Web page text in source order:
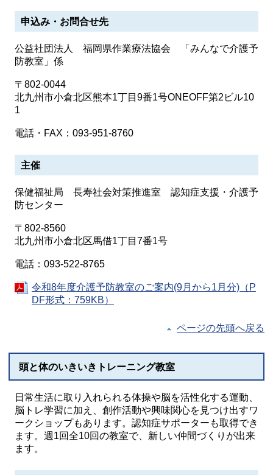
申込み・お問合せ先
公益社団法人 福岡県作業療法協会 「みんなで介護予
防教室」係
〒802-0044
北九州市小倉北区熊本1丁目9番1号ONEOFF第2ビル10
1
電話・FAX：093-951-8760
主催
保健福祉局 長寿社会対策推進室 認知症支援・介護予
防センター
〒802-8560
北九州市小倉北区馬借1丁目7番1号
電話：093-522-8765
令和8年度介護予防教室のご案内(9月から1月分)（P
DF形式：759KB）
ページの先頭へ戻る
頭と体のいきいきトレーニング教室
日常生活に取り入れられる体操や脳を活性化する運動、
脳トレ学習に加え、創作活動や興味関心を見つけ出すワ
ークショップもあります。認知症サポーターも取得でき
ます。週1回全10回の教室で、新しい仲間づくりが出来
ます。